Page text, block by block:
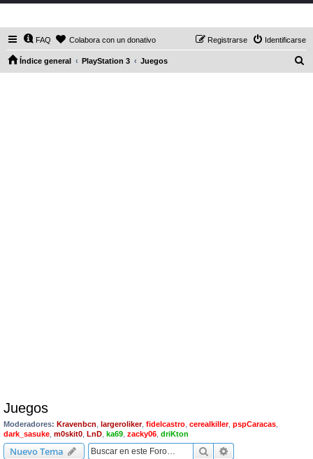
FAQ Colabora con un donativo Identificarse
Registrarse
Índice general PlayStation 3 Juegos
Juegos
Moderadores: Kravenbcn largeroliker, fidelcastro cerealkiller, pspCaracas
dark_sasuke m0skit0 LnD ka69 zacky06 driKton
Nuevo Tema Buscar